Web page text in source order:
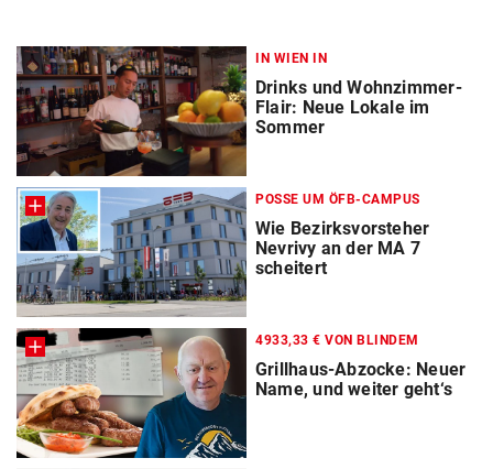
IN WIEN IN
Drinks und Wohnzimmer-
Flair: Neue Lokale im
Sommer
POSSE UM ÖFB-CAMPUS
Wie Bezirksvorsteher
Nevrivy an der MA 7
scheitert
4933,33 € VON BLINDEM
Grillhaus-Abzocke: Neuer
Name, und weiter geht‘s